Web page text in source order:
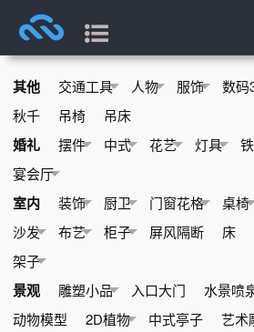
其他 交通工具 人物 服饰 数码
秋千
吊椅 吊床
婚礼 摆件 中式 花艺 灯具
宴会厅
室内 装饰 厨卫 门窗花格 桌椅
沙发
布艺 柜子 屏风隔断 床
架子
景观 雕塑小品 入口大门 水景喷
动物模型
2D植物 中式亭子 艺术